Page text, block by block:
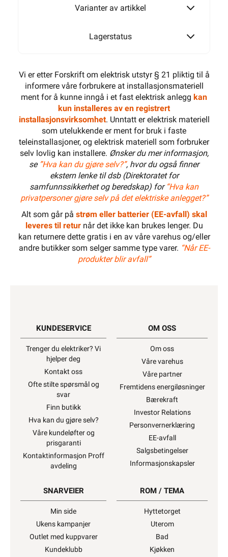
Varianter av artikkel
Lagerstatus
Vi er etter Forskrift om elektrisk utstyr § 21 pliktig til å
informere våre forbrukere at installasjonsmateriell
ment for å kunne inngå i et fast elektrisk anlegg kan
kun installeres av en registrert
installasjonsvirksomhet. Unntatt er elektrisk materiell
som utelukkende er ment for bruk i faste
teleinstallasjoner, og elektrisk materiell som forbruker
selv lovlig kan installere. Ønsker du mer informasjon,
se ”Hva kan du gjøre selv?”, hvor du også finner
ekstern lenke til dsb (Direktoratet for
samfunnssikkerhet og beredskap) for “Hva kan
privatpersoner gjøre selv på det elektriske anlegget?”
Alt som går på strøm eller batterier (EE-avfall) skal
leveres til returnår det ikke kan brukes lenger. Du
kan returnere dette gratis i en av våre varehus og/eller
andre butikker som selger samme type varer. “Når EE-
produkter blir avfall”
KUNDESERVICE
Trenger du elektriker? Vi
hjelper deg
Kontakt oss
Ofte stilte spørsmål og
svar
Finn butikk
Hva kan du gjøre selv?
Våre kundeløfter og
prisgaranti
Kontaktinformasjon Proff
avdeling
OM OSS
Om oss
Våre varehus
Våre partner
Fremtidens energiløsninger
Bærekraft
Investor Relations
Personvernerklæring
EE-avfall
Salgsbetingelser
Informasjonskapsler
SNARVEIER
Min side
Ukens kampanjer
Outlet med kuppvarer
Kundeklubb
ROM / TEMA
Hyttetorget
Uterom
Bad
Kjøkken